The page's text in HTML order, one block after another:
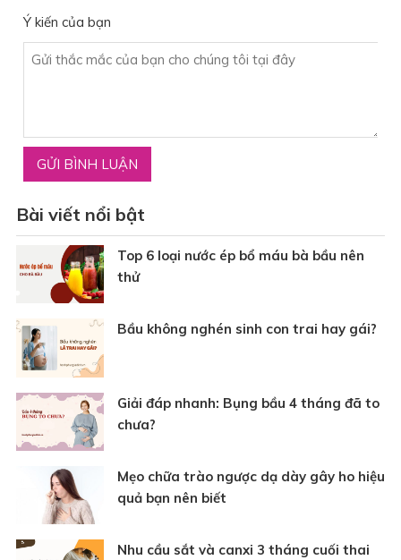
Ý kiến của bạn
Bài viết nổi bật
Top 6 loại nước ép bổ máu bà bầu nên
thử
Bầu không nghén sinh con trai hay gái?
Giải đáp nhanh: Bụng bầu 4 tháng đã to
chưa?
Mẹo chữa trào ngược dạ dày gây ho hiệu
quả bạn nên biết
Nhu cầu sắt và canxi 3 tháng cuối thai